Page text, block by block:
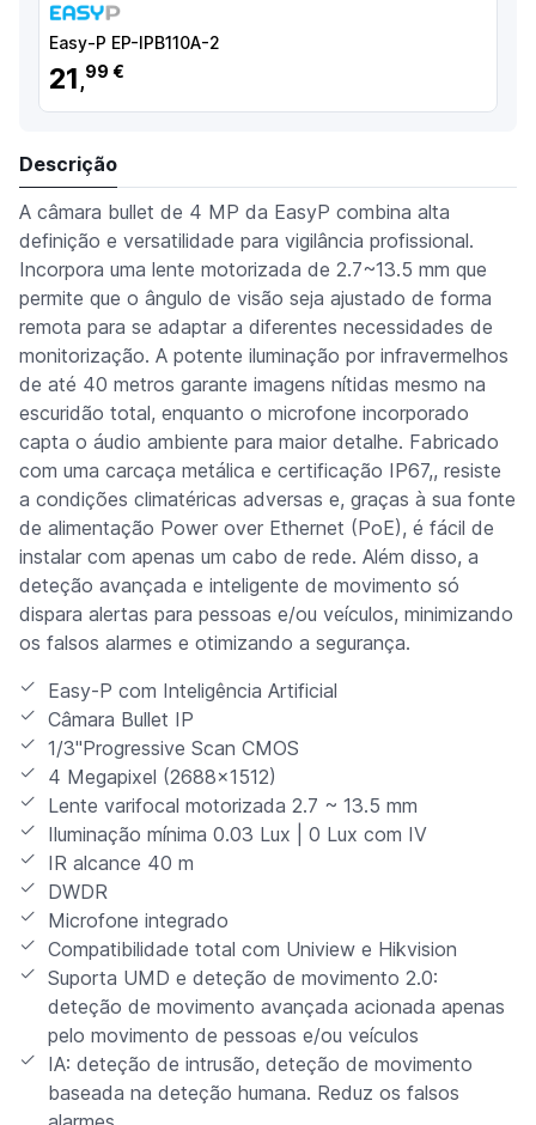
Easy-P EP-IPB110A-2
21 ,99 €
Descrição
A câmara bullet de 4 MP da EasyP combina alta
definição e versatilidade para vigilância profissional.
Incorpora uma lente motorizada de 2.7~13.5 mm que
permite que o ângulo de visão seja ajustado de forma
remota para se adaptar a diferentes necessidades de
monitorização. A potente iluminação por infravermelhos
de até 40 metros garante imagens nítidas mesmo na
escuridão total, enquanto o microfone incorporado
capta o áudio ambiente para maior detalhe. Fabricado
com uma carcaça metálica e certificação IP67,, resiste
a condições climatéricas adversas e, graças à sua fonte
de alimentação Power over Ethernet (PoE), é fácil de
instalar com apenas um cabo de rede. Além disso, a
deteção avançada e inteligente de movimento só
dispara alertas para pessoas e/ou veículos, minimizando
os falsos alarmes e otimizando a segurança.
Easy-P com Inteligência Artificial
Câmara Bullet IP
1/3"Progressive Scan CMOS
4 Megapixel (2688x1512)
Lente varifocal motorizada 2.7 ~ 13.5 mm
Iluminação mínima 0.03 Lux | 0 Lux com IV
IR alcance 40 m
DWDR
Microfone integrado
Compatibilidade total com Uniview e Hikvision
Suporta UMD e deteção de movimento 2.0:
deteção de movimento avançada acionada apenas
pelo movimento de pessoas e/ou veículos
IA: deteção de intrusão, deteção de movimento
baseada na deteção humana. Reduz os falsos